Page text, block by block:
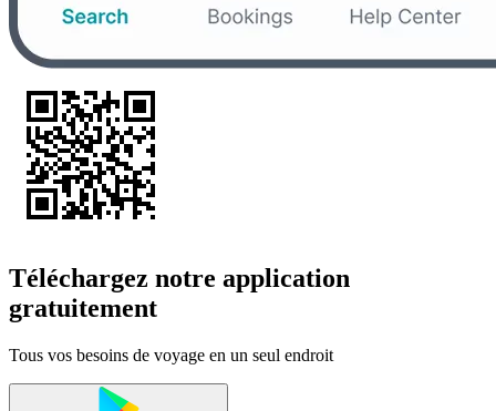
Téléchargez notre application
gratuitement
Tous vos besoins de voyage en un seul endroit